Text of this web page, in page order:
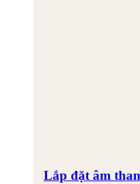
Lắp đặt âm